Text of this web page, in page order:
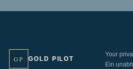
GP GOLD PILOT
Your
Ein